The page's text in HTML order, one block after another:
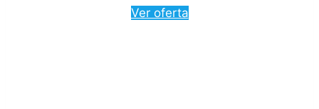
Ver oferta